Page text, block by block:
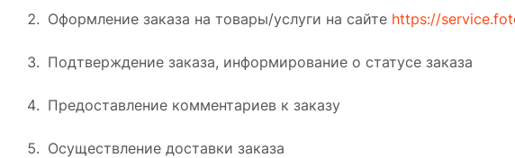
Оформление заказа на товары/услуги на сайте https://
Подтверждение заказа, информирование о статусе заказа
Предоставление комментариев к заказу
Осуществление доставки заказа